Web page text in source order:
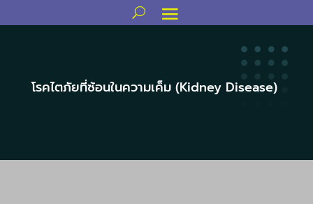
โรคไตภัยที่ซ้อนในความเค็ม (Kidney Disease)